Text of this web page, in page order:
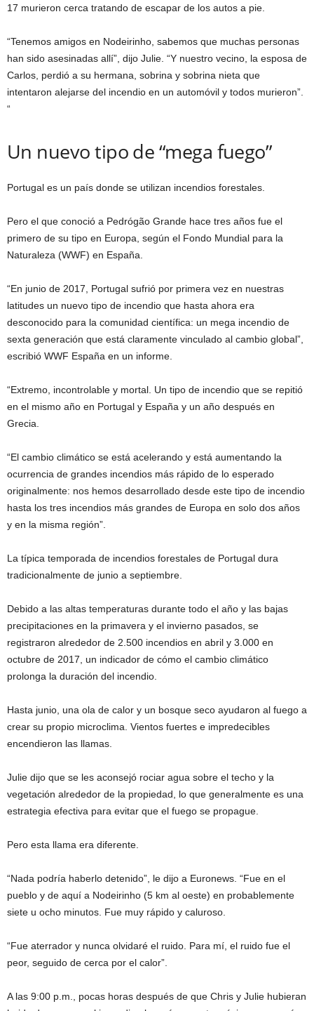
17 murieron cerca tratando de escapar de los autos a pie.
“Tenemos amigos en Nodeirinho, sabemos que muchas personas
han sido asesinadas allí”, dijo Julie. “Y nuestro vecino, la esposa de
Carlos, perdió a su hermana, sobrina y sobrina nieta que
intentaron alejarse del incendio en un automóvil y todos murieron”.
“
Un nuevo tipo de “mega fuego”
Portugal es un país donde se utilizan incendios forestales.
Pero el que conoció a Pedrógão Grande hace tres años fue el
primero de su tipo en Europa, según el Fondo Mundial para la
Naturaleza (WWF) en España.
“En junio de 2017, Portugal sufrió por primera vez en nuestras
latitudes un nuevo tipo de incendio que hasta ahora era
desconocido para la comunidad científica: un mega incendio de
sexta generación que está claramente vinculado al cambio global”,
escribió WWF España en un informe.
“Extremo, incontrolable y mortal. Un tipo de incendio que se repitió
en el mismo año en Portugal y España y un año después en
Grecia.
“El cambio climático se está acelerando y está aumentando la
ocurrencia de grandes incendios más rápido de lo esperado
originalmente: nos hemos desarrollado desde este tipo de incendio
hasta los tres incendios más grandes de Europa en solo dos años
y en la misma región”.
La típica temporada de incendios forestales de Portugal dura
tradicionalmente de junio a septiembre.
Debido a las altas temperaturas durante todo el año y las bajas
precipitaciones en la primavera y el invierno pasados, se
registraron alrededor de 2.500 incendios en abril y 3.000 en
octubre de 2017, un indicador de cómo el cambio climático
prolonga la duración del incendio.
Hasta junio, una ola de calor y un bosque seco ayudaron al fuego a
crear su propio microclima. Vientos fuertes e impredecibles
encendieron las llamas.
Julie dijo que se les aconsejó rociar agua sobre el techo y la
vegetación alrededor de la propiedad, lo que generalmente es una
estrategia efectiva para evitar que el fuego se propague.
Pero esta llama era diferente.
“Nada podría haberlo detenido”, le dijo a Euronews. “Fue en el
pueblo y de aquí a Nodeirinho (5 km al oeste) en probablemente
siete u ocho minutos. Fue muy rápido y caluroso.
“Fue aterrador y nunca olvidaré el ruido. Para mí, el ruido fue el
peor, seguido de cerca por el calor”.
A las 9:00 p.m., pocas horas después de que Chris y Julie hubieran